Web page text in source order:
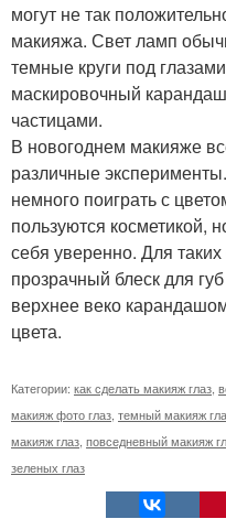
могут не так
макияжа. Свет ламп
темные круги под
маскировочный
частицами.
В новогоднем макияже
различные
немного поиграть с
пользуются косметикой,
себя уверенно. Для
прозрачный блеск для
верхнее веко
цвета.
Категории: как сделать макияж глаз,
макияж фото глаз, темный макияж
макияж глаз, повседневный макияж
зеленых глаз